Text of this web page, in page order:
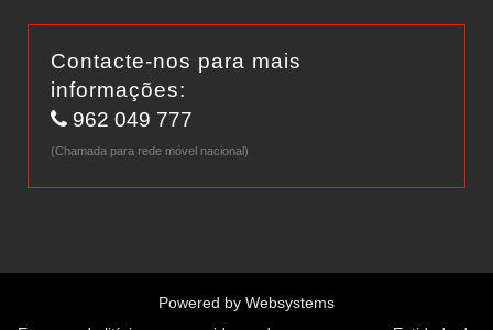
Contacte-nos para mais
informações:
962 049 777
(Chamada para rede móvel nacional)
Powered by Websystems